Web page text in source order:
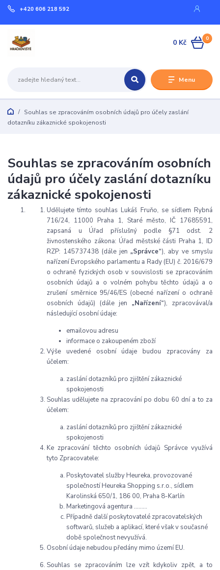
Menu
+420 606 218 592
0
0 Kč
Souhlas se zpracováním osobních údajů pro účely zaslání
dotazníku zákaznické spokojenosti
Souhlas se zpracováním osobních
údajů pro účely zaslání dotazníku
zákaznické spokojenosti
Udělujete tímto souhlas Lukáš Fruňo, se sídlem Rybná
716/24, 11000 Praha 1, Staré město, IČ 17685591,
zapsaná u Úřad příslušný podle §71 odst. 2
živnostenského zákona: Úřad městské části Praha 1, ID
RZP: 145737438 (dále jen „Správce“), aby ve smyslu
nařízení Evropského parlamentu a Rady (EU) č. 2016/679
o ochraně fyzických osob v souvislosti se zpracováním
osobních údajů a o volném pohybu těchto údajů a o
zrušení směrnice 95/46/ES (obecné nařízení o ochraně
osobních údajů) (dále jen „Nařízení“), zpracovával/a
následující osobní údaje:
emailovou adresu
informace o zakoupeném zboží
Výše uvedené osobní údaje budou zpracovány za
účelem:
zaslání dotazníků pro zjištění zákaznické
spokojenosti
Souhlas udělujete na zpracování po dobu 60 dní a to za
účelem:
zaslání dotazníků pro zjištění zákaznické
spokojenosti
Ke zpracování těchto osobních údajů Správce využívá
tyto Zpracovatele:
Poskytovatel služby Heureka, provozované
společností Heureka Shopping s.r.o., sídlem
Karolinská 650/1, 186 00, Praha 8-Karlín
Marketingová agentura ………
Případně další poskytovatelé zpracovatelských
softwarů, služeb a aplikací, které však v současné
době společnost nevyužívá.
Osobní údaje nebudou předány mimo území EU.
Souhlas se zpracováním lze vzít kdykoliv zpět, a to